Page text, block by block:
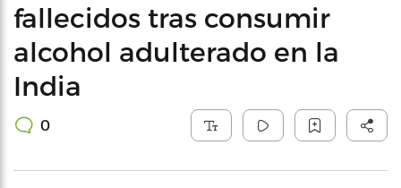
fallecidos tras consumir
alcohol adulterado en la
India
0